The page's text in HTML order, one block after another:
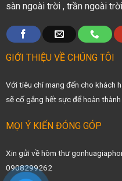
sàn ngoài trời, trần ngoài trời
GIỚI THIỆU VỀ CHÚNG TÔI
Với tiêu chí mang đến cho khách
sẽ cố gắng hết sực để hoàn
MỌI Ý KIẾN ĐÓNG GÓP
Xin gửi về hòm thư
0908299262